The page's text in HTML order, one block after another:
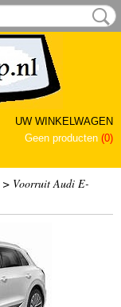
UW WINKELWAGEN
Geen producten (0)
> Voorruit Audi E-